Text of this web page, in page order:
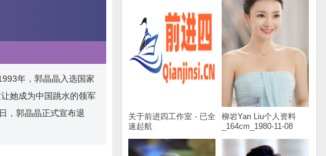
关于前进四工作室 - 已全
速起航
柳岩Yan Liu个人资料
_164cm_1980-11-08
年，郭晶晶入选国家
她成为中国跳水的领军
，郭晶晶正式宣布退